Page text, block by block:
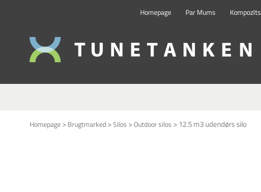
Homepage Par Mums Kompozīts
Homepage > Brugtmarked >Silos >Outdoor silos >12.5 m3 udendørs silo